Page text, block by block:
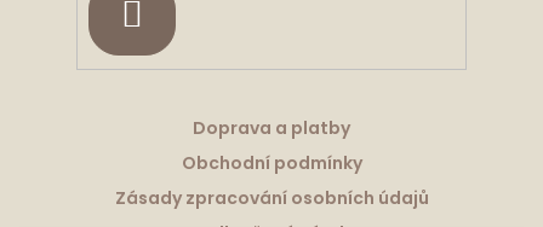
HLEDAT
Doprava a platby
Obchodní podmínky
Zásady zpracování osobních údajů